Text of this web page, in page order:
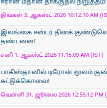
ஈரான் மீதான தாக்குதல்
திங்கள் 3, ஆகஸ்ட் 2026 10:12:10 AM
இலங்கை ஈஸ்டர் தினக்
தண்டனை!
சனி 1, ஆகஸ்ட் 2026 11:15:09 AM (IST)
பாகிஸ்தானில் டிரோன் மூலம்
சுட்டுக்கொலை!
வெள்ளி 31, ஜூலை 2026 12:55:12 PM